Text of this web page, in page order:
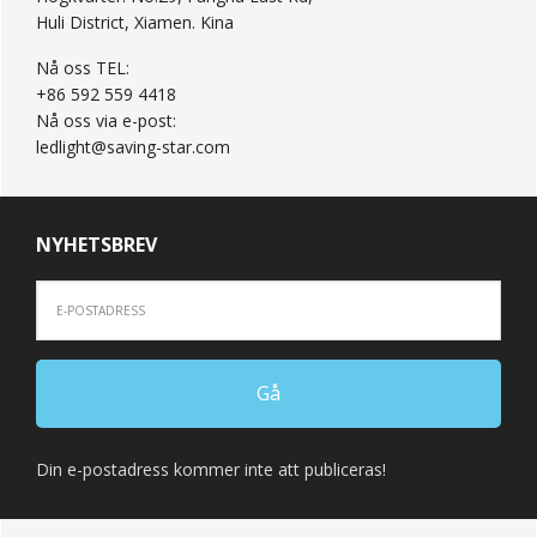
Huli District, Xiamen. Kina
Nå oss TEL:
+86 592 559 4418
Nå oss via e-post:
ledlight@saving-star.com
NYHETSBREV
Din e-postadress kommer inte att publiceras!